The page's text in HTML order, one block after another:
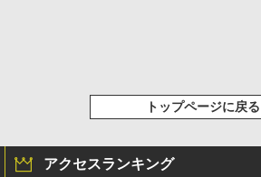
トップページに戻る
アクセスランキング